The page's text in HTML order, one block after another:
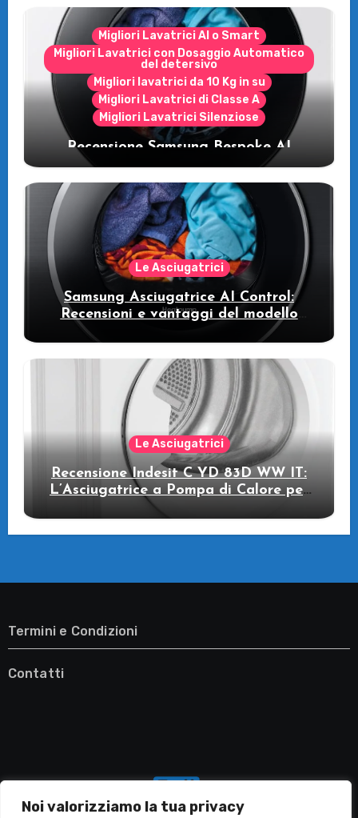
Noi valorizziamo la tua privacy
Migliori Lavatrici AI o Smart
Migliori Lavatrici con Dosaggio Automatico
del detersivo
Migliori lavatrici da 10 Kg in su
Migliori Lavatrici di Classe A
Migliori Lavatrici Silenziose
Recensione Samsung Bespoke AI
WW11DB7B94GE/U3: la lavatrice
intelligente che fa risparmiare
Le Asciugatrici
Samsung Asciugatrice AI Control:
Recensioni e vantaggi del modello
Le Asciugatrici
Recensione Indesit C YD 83D WW IT:
L’Asciugatrice a Pompa di Calore per
il Tuo Benessere
Termini e Condizioni
Contatti